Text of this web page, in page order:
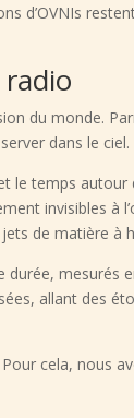
d’OVNIs
du monde.
dans le ciel.
temps autour
invisibles à
de matière à
mesurés
allant des
cela, nous